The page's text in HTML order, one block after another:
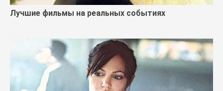
Лучшие фильмы на реальных событиях